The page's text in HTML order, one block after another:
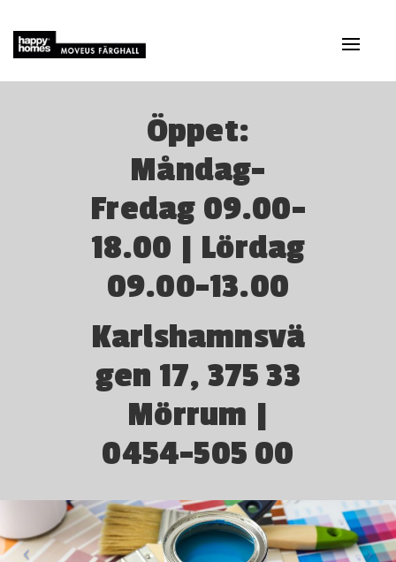
av/på
Öppet:
Måndag-
Fredag 09.00-
18.00 | Lördag
09.00-13.00
Karlshamnsvä
gen 17, 375 33
Mörrum |
0454-505 00